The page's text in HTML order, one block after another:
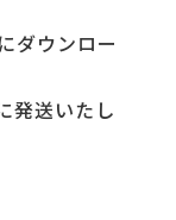
ダウンロー
発送いたし